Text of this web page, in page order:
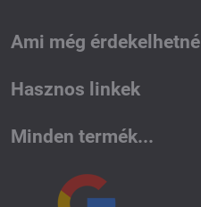
Ami még érdekelhetné
Hasznos linkek
Minden termék...